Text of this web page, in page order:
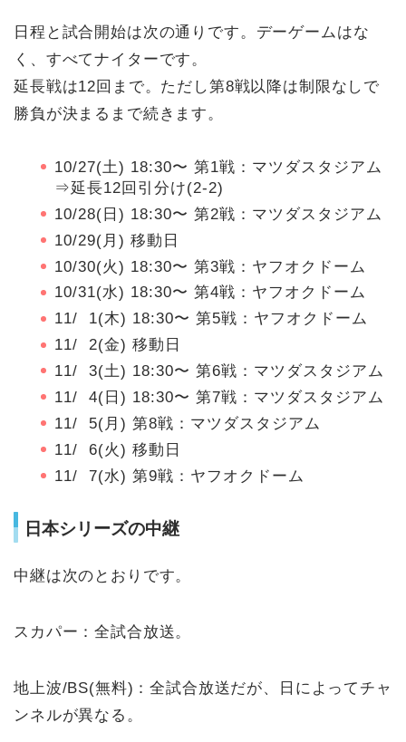
日程と試合開始は次の通りです。デーゲームはな
く、すべてナイターです。
延長戦は12回まで。ただし第8戦以降は制限なしで
勝負が決まるまで続きます。
10/27(土) 18:30〜 第1戦：マツダスタジアム
⇒延長12回引分け(2‐2)
10/28(日) 18:30〜 第2戦：マツダスタジアム
10/29(月) 移動日
10/30(火) 18:30〜 第3戦：ヤフオクドーム
10/31(水) 18:30〜 第4戦：ヤフオクドーム
11/ 1(木) 18:30〜 第5戦：ヤフオクドーム
11/ 2(金) 移動日
11/ 3(土) 18:30〜 第6戦：マツダスタジアム
11/ 4(日) 18:30〜 第7戦：マツダスタジアム
11/ 5(月) 第8戦：マツダスタジアム
11/ 6(火) 移動日
11/ 7(水) 第9戦：ヤフオクドーム
日本シリーズの中継
中継は次のとおりです。
スカパー：全試合放送。
地上波/BS(無料)：全試合放送だが、日によってチャ
ンネルが異なる。